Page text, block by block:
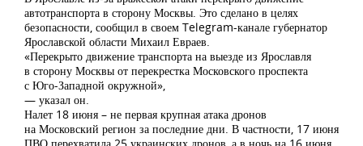
автотранспорта в сторону Москвы. Это сделано в целях
безопасности, сообщил в своем Telegram-канале губернатор
Ярославской области Михаил Евраев.
«Перекрыто движение транспорта на выезде из Ярославля
в сторону Москвы от перекрестка Московского проспекта
с Юго-Западной окружной»,
— указал он.
Налет 18 июня – не первая крупная атака дронов
на Московский регион за последние дни. В частности, 17 июня